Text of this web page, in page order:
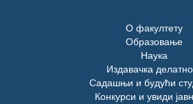
О факултету
Образовање
Наука
Издавачка
Садашњи и будући
Конкурси и увиди